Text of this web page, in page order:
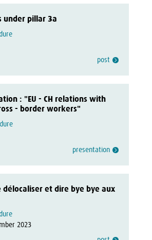
under pillar 3a
post
: "EU - CH relations with
- border workers"
presentation
délocaliser et dire bye bye aux
2023